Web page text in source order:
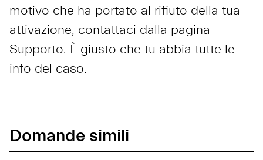
motivo che ha portato al rifiuto della tua
attivazione, contattaci dalla pagina
Supporto. È giusto che tu abbia tutte le
info del caso.
Domande simili